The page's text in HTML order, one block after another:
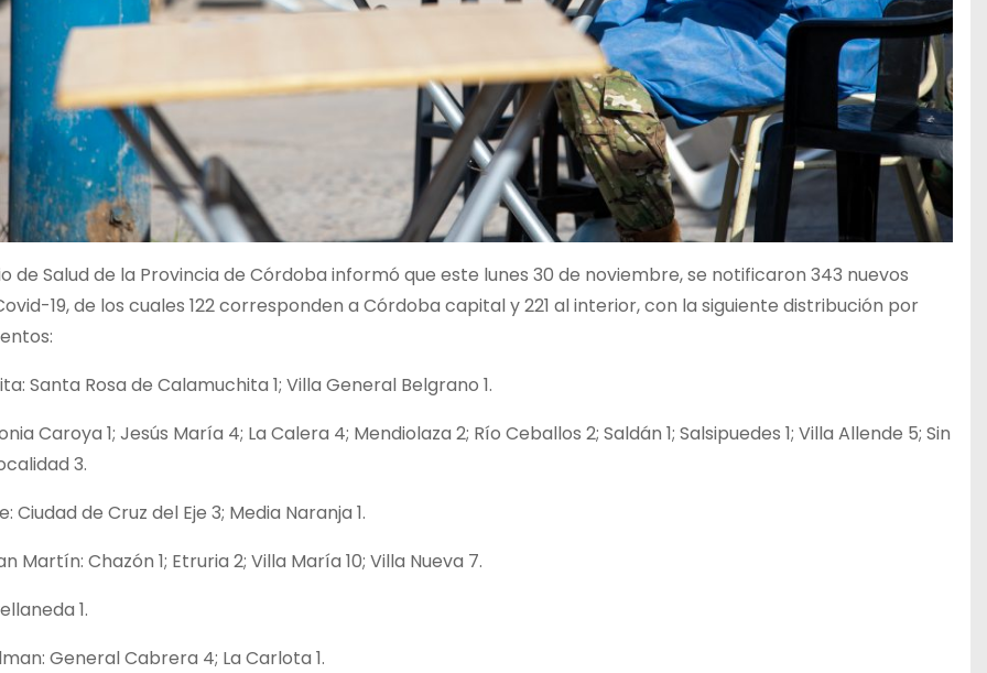
de Salud de la Provincia de Córdoba informó que este lunes 30 de noviembre, se notificaron 343 nuevos
19, de los cuales 122 corresponden a Córdoba capital y 221 al interior, con la siguiente distribución por
Santa Rosa de Calamuchita 1; Villa General Belgrano 1.
Caroya 1; Jesús María 4; La Calera 4; Mendiolaza 2; Río Ceballos 2; Saldán 1; Salsipuedes 1; Villa Allende 5; Sin
3.
Ciudad de Cruz del Eje 3; Media Naranja 1.
Martín: Chazón 1; Etruria 2; Villa María 10; Villa Nueva 7.
1.
General Cabrera 4; La Carlota 1.